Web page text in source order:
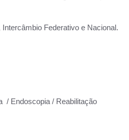
Intercâmbio Federativo e Nacional.
/ Endoscopia / Reabilitação